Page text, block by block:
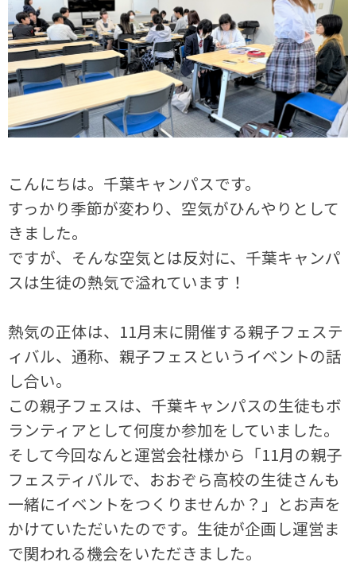
こんにちは。千葉キャンパスです。
すっかり季節が変わり、空気がひんやりとして
きました。
ですが、そんな空気とは反対に、千葉キャンパ
スは生徒の熱気で溢れています！
熱気の正体は、11月末に開催する親子フェステ
ィバル、通称、親子フェスというイベントの話
し合い。
この親子フェスは、千葉キャンパスの生徒もボ
ランティアとして何度か参加をしていました。
そして今回なんと運営会社様から「11月の親子
フェスティバルで、おおぞら高校の生徒さんも
一緒にイベントをつくりませんか？」とお声を
かけていただいたのです。生徒が企画し運営ま
で関われる機会をいただきました。